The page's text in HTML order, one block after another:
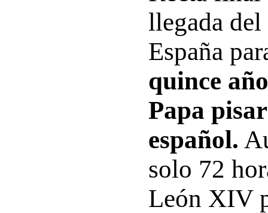
llegada del
España
quince
Papa
español.
solo 72
León XIV